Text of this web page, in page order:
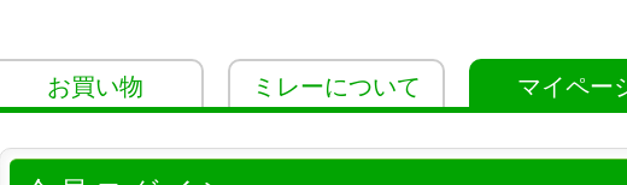
お買い物 ミレーについて マイペー